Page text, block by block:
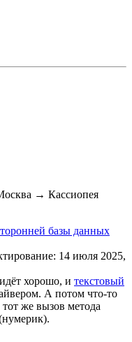
→ Кассиопея
базы данных
: 14 июля 2025,
хорошо, и текстовый
А потом что-то
же вызов метода